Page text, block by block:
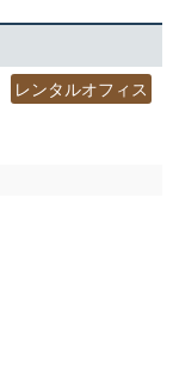
レンタルオフィス